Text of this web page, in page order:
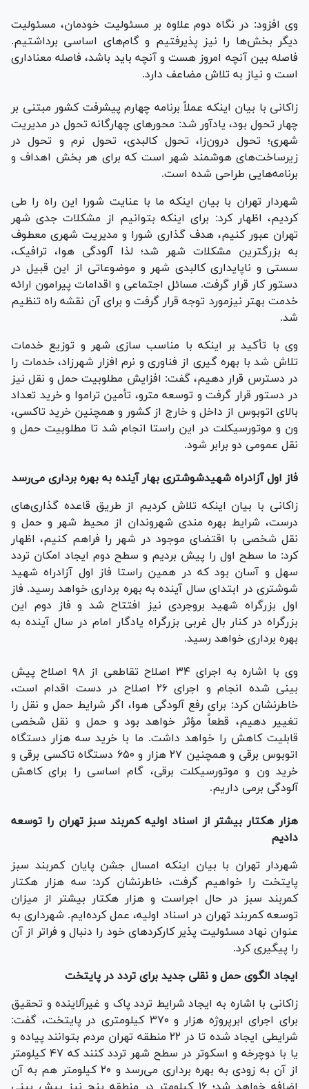
وی افزود: در نگاه دوم علاوه بر مسئولیت خودمان، مسئولیت
دیگر بخش‌ها را نیز پذیرفتیم و گام‌های اساسی برداشتیم.
فاصله بین آنچه امروز هست و آنچه باید باشد، فاصله معناداری
است و نیاز به تلاش مضاعف دارد.
زاکانی با بیان اینکه عملاً برنامه چهارم پیشرفت کشور مبتنی بر
چهار تحول بود، یادآور شد: محور‌های چهارگانه تحول در مدیریت
شهری؛ تحول درون‌زا، تحول کالبدی، تحول نرم و تحول در
زیرساخت‌های هوشمند شهر است که برای هر بخش اهداف و
برنامه‌هایی طراحی شده است.
شهردار تهران با بیان اینکه ما با عنایت شورا این راه را طی
کردیم، اظهار کرد: برای اینکه بتوانیم از مشکلات جدی شهر
تهران عبور کنیم، هدف گذاری شورا و مدیریت شهری معطوف
به بزرگترین مشکلات شهر شد؛ لذا آلودگی هوا، ترافیک،
سستی و ناپایداری کالبدی شهر و موضوعاتی از این قبیل در
دستور کار قرار گرفت. مسائل اجتماعی و اقدامات پیرامون ارائه
خدمت بهتر نیزمورد توجه قرار گرفت و برای آن نقشه راه تنظیم
شد.
وی با تأکید بر اینکه با مناسب سازی شهر و توزیع خدمات
تلاش شد با بهره گیری از فناوری و نرم افزار شهرزاد، خدمات را
در دسترس قرار دهیم، گفت: افزایش مطلوبیت حمل و نقل نیز
در دستور قرار گرفت و توسعه مترو، تأمین تراموا و خرید تعداد
بالای اتوبوس از داخل و خارج از کشور و همچنین خرید تاکسی،
ون و موتورسیکلت در این راستا انجام شد تا مطلوبیت حمل و
نقل عمومی دو برابر شود.
فاز اول آزادراه شهیدشوشتری بهار آینده به بهره برداری می‌رسد
زاکانی با بیان اینکه تلاش کردیم از طریق قاعده گذاری‌های
درست، شرایط بهره مندی شهروندان از محیط شهر و حمل و
نقل شخصی با اقتضای موجود در شهر را فراهم کنیم، اظهار
کرد: ما سطح اول را پیش بردیم و سطح دوم ایجاد امکان تردد
سهل و آسان بود که در همین راستا فاز اول آزادراه شهید
شوشتری در ابتدای سال آینده به بهره برداری خواهد رسید. فاز
اول بزرگراه شهید بروجردی نیز افتتاح شد و فاز دوم این
بزرگراه در کنار بال غربی بزرگراه یادگار امام در سال آینده به
بهره برداری خواهد رسید.
وی با اشاره به اجرای ۳۴ اصلاح تقاطعی از ۹۸ اصلاح پیش
بینی شده انجام و اجرای ۲۶ اصلاح در دست اقدام است،
خاطرنشان کرد: برای رفع آلودگی هوا، اگر شرایط حمل و نقل را
تغییر دهیم، قطعاً مؤثر خواهد بود و حمل و نقل شخصی
قابلیت کاهش را خواهد داشت. ما با خرید سه هزار دستگاه
اتوبوس برقی و همچنین ۲۷ هزار و ۶۵۰ دستگاه تاکسی برقی و
خرید ون و موتورسیکلت برقی، گام اساسی را برای کاهش
آلودگی برمی داریم.
هزار هکتار بیشتر از اسناد اولیه کمربند سبز تهران را توسعه
دادیم
شهردار تهران با بیان اینکه امسال جشن پایان کمربند سبز
پایتخت را خواهیم گرفت، خاطرنشان کرد: سه هزار هکتار
کمربند سبز در حال اجراست و هزار هکتار بیشتر از میزان
توسعه کمربند تهران در اسناد اولیه، عمل کرده‌ایم. شهرداری به
عنوان نهاد مسئولیت پذیر کارکرد‌های خود را دنبال و فراتر از آن
را پیگیری کرد.
ایجاد الگوی حمل و نقلی جدید برای تردد در پایتخت
زاکانی با اشاره به ایجاد شرایط تردد پاک و غیرآلاینده و تحقیق
برای اجرای ابرپروژه هزار و ۳۷۰ کیلومتری در پایتخت، گفت:
شرایطی ایجاد شده تا در ۲۲ منطقه تهران مردم بتوانند پیاده و
یا با دوچرخه و اسکوتر در سطح شهر تردد کنند که ۴۷ کیلومتر
از آن به زودی به بهره برداری می‌رسد و ۲۰ کیلومتر هم به آن